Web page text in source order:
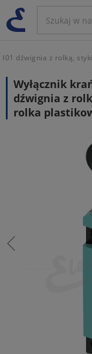
dźwignia z rolką,
Wyłącznik
dźwignia z
rolka